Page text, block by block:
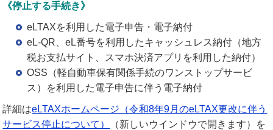
《停止する手続き》
eLTAXを利用した電子申告・電子納付
eL-QR、eL番号を利用したキャッシュレス納付（地方
税お支払サイト、スマホ決済アプリを利用した納付）
OSS（軽自動車保有関係手続のワンストップサービ
ス）を利用した電子申告に伴う電子納付
詳細はeLTAXホームページ（令和8年9月のeLTAX更改に伴う
サービス停止について）
（新しいウインドウで開きます）を